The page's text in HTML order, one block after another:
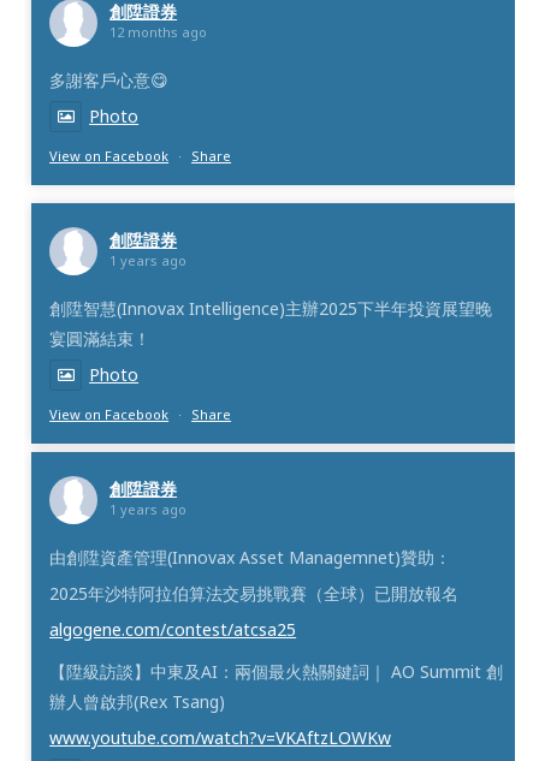
創陞證券
12 months ago
多謝客戶心意😋
Photo
View on Facebook · Share
創陞證券
1 years ago
創陞智慧(Innovax Intelligence)主辦2025下半年投資展望晚
宴圓滿結束！
Photo
View on Facebook · Share
創陞證券
1 years ago
由創陞資產管理(Innovax Asset Managemnet)贊助：
2025年沙特阿拉伯算法交易挑戰賽（全球）已開放報名
algogene.com/contest/atcsa25
【陞級訪談】中東及AI：兩個最火熱關鍵詞｜ AO Summit 創
辦人曾啟邦(Rex Tsang)
www.youtube.com/watch?v=VKAftzLOWKw